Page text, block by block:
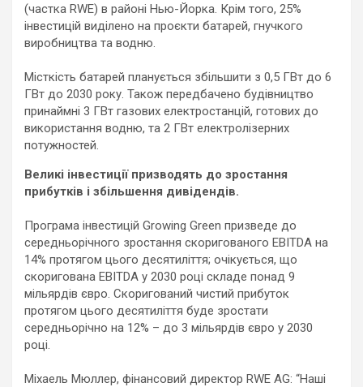
(частка RWE) в районі Нью-Йорка. Крім того, 25%
інвестицій виділено на проєкти батарей, гнучкого
виробництва та водню.
Місткість батарей планується збільшити з 0,5 ГВт до 6
ГВт до 2030 року. Також передбачено будівництво
принаймні 3 ГВт газових електростанцій, готових до
використання водню, та 2 ГВт електролізерних
потужностей.
Великі інвестиції призводять до зростання
прибутків і збільшення дивідендів.
Програма інвестицій Growing Green призведе до
середньорічного зростання скоригованого EBITDA на
14% протягом цього десятиліття; очікується, що
скоригована EBITDA у 2030 році складе понад 9
мільярдів євро. Скоригований чистий прибуток
протягом цього десятиліття буде зростати
середньорічно на 12% – до 3 мільярдів євро у 2030
році.
Міхаель Мюллер, фінансовий директор RWE AG: “Наші